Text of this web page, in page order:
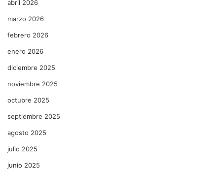
abril 2026
marzo 2026
febrero 2026
enero 2026
diciembre 2025
noviembre 2025
octubre 2025
septiembre 2025
agosto 2025
julio 2025
junio 2025